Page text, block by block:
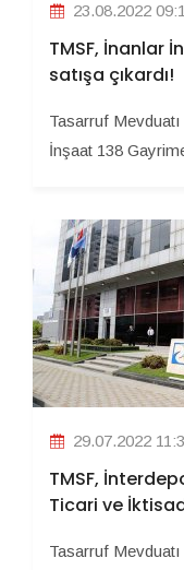
23.08.2022
TMSF, İnanlar
satışa çıkardı!
Tasarruf
İnşaat 138
29.07.2022
TMSF,
Ticari ve
Tasarruf